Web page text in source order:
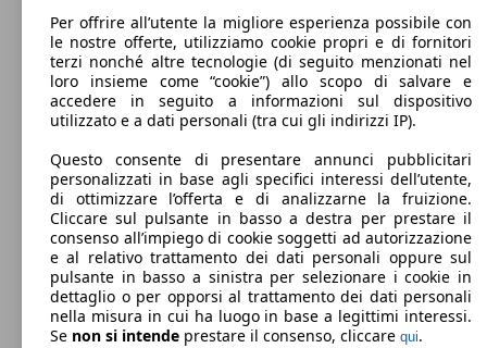
Diesel
Carburante
127 g/km
Emissioni di CO2 (combinato)*
Per offrire all’utente la migliore esperienza possibile con
le nostre offerte, utilizziamo cookie propri e di fornitori
terzi nonché altre tecnologie (di seguito menzionati nel
loro insieme come “cookie”) allo scopo di salvare e
accedere in seguito a informazioni sul dispositivo
utilizzato e a dati personali (tra cui gli indirizzi IP).
Questo consente di presentare annunci pubblicitari
personalizzati in base agli specifici interessi dell’utente,
di ottimizzare l’offerta e di analizzarne la fruizione.
Cliccare sul pulsante in basso a destra per prestare il
consenso all’impiego di cookie soggetti ad autorizzazione
e al relativo trattamento dei dati personali oppure sul
pulsante in basso a sinistra per selezionare i cookie in
dettaglio o per opporsi al trattamento dei dati personali
nella misura in cui ha luogo in base a legittimi interessi.
Se non si intende prestare il consenso, cliccare qui.